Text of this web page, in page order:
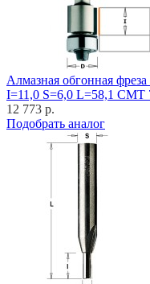
Алмазная обгонная
I=11,0 S=6,0 L=58,1 CMT
12 773 р.
Подобрать аналог